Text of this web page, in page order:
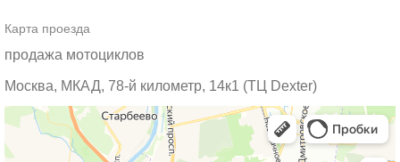
Карта проезда
продажа мотоциклов
Москва, МКАД, 78-й километр, 14к1 (ТЦ Dexter)